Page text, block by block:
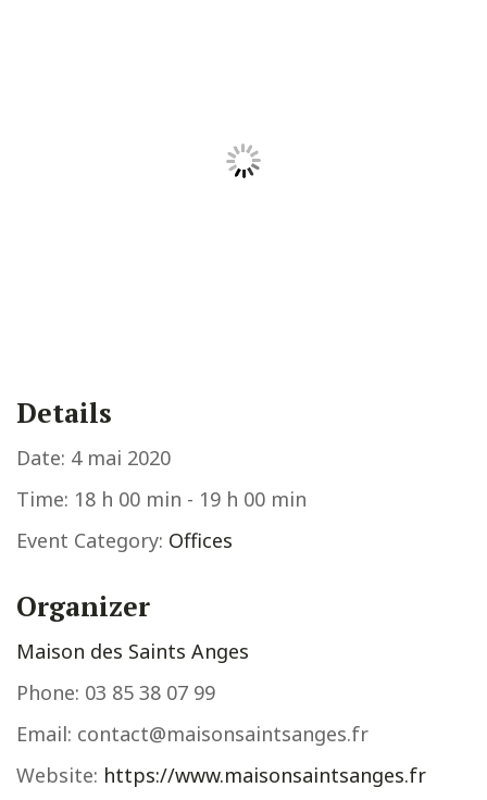
Details
Date: 4 mai 2020
Time: 18 h 00 min - 19 h 00 min
Event Category: Offices
Organizer
Maison des Saints Anges
Phone: 03 85 38 07 99
Email: contact@maisonsaintsanges.fr
Website: https://www.maisonsaintsanges.fr